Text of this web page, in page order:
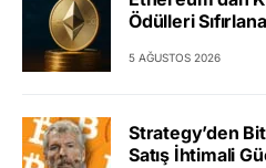
Ödülleri
5 AĞUSTOS 2026
Strategy’den
Satış İhtimali